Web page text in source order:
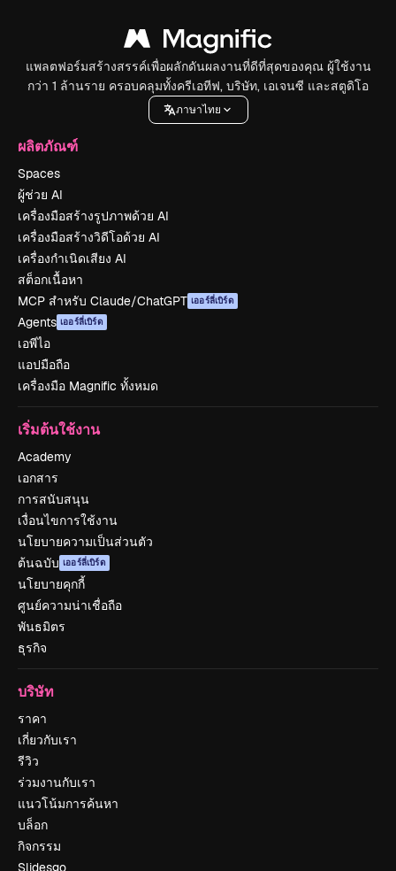
แพลตฟอร์มสร้างสรรค์เพื่อผลักดันผลงานที่ดีที่สุดของคุณ ผู้ใช้งาน
กว่า 1 ล้านราย ครอบคลุมทั้งครีเอทีฟ, บริษัท, เอเจนซี และสตูดิโอ
ภาษาไทย
ผลิตภัณฑ์
Spaces
ผู้ช่วย AI
เครื่องมือสร้างรูปภาพด้วย AI
เครื่องมือสร้างวิดีโอด้วย AI
เครื่องกำเนิดเสียง AI
สต็อกเนื้อหา
MCP สำหรับ Claude/ChatGPT เออร์ลี่เบิร์ด
Agents เออร์ลี่เบิร์ด
เอพีไอ
แอปมือถือ
เครื่องมือ Magnific ทั้งหมด
เริ่มต้นใช้งาน
Academy
เอกสาร
การสนับสนุน
เงื่อนไขการใช้งาน
นโยบายความเป็นส่วนตัว
ต้นฉบับ เออร์ลี่เบิร์ด
นโยบายคุกกี้
ศูนย์ความน่าเชื่อถือ
พันธมิตร
ธุรกิจ
บริษัท
ราคา
เกี่ยวกับเรา
รีวิว
ร่วมงานกับเรา
แนวโน้มการค้นหา
บล็อก
กิจกรรม
Slidesgo